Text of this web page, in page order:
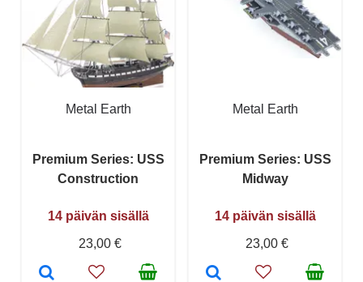
Metal Earth
Premium Series: USS
Construction
14 päivän sisällä
23,00 €
Metal Earth
Premium Series: USS
Midway
14 päivän sisällä
23,00 €